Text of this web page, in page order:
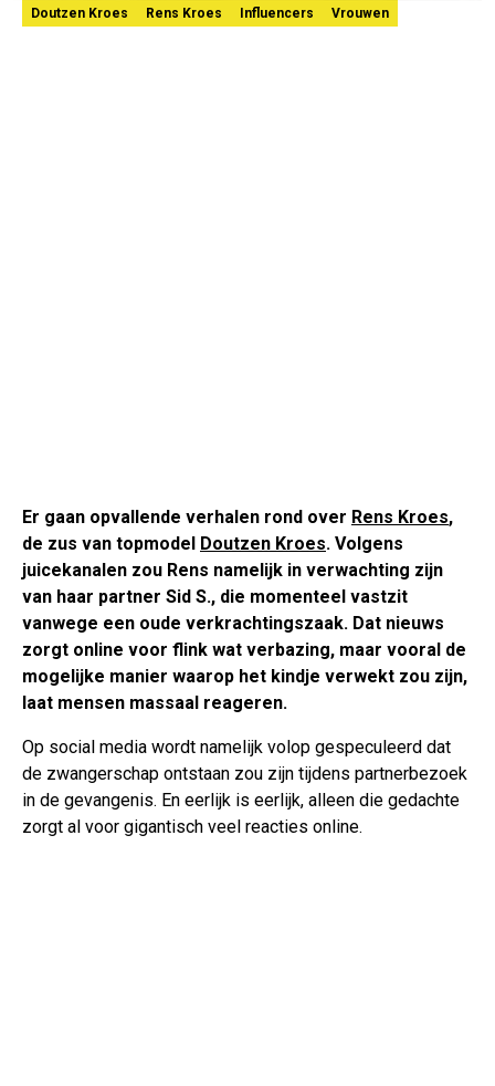
Doutzen Kroes Rens Kroes Influencers Vrouwen
Er gaan opvallende verhalen rond over Rens Kroes,
de zus van topmodel Doutzen Kroes. Volgens
juicekanalen zou Rens namelijk in verwachting zijn
van haar partner Sid S., die momenteel vastzit
vanwege een oude verkrachtingszaak. Dat nieuws
zorgt online voor flink wat verbazing, maar vooral de
mogelijke manier waarop het kindje verwekt zou zijn,
laat mensen massaal reageren.
Op social media wordt namelijk volop gespeculeerd dat
de zwangerschap ontstaan zou zijn tijdens partnerbezoek
in de gevangenis. En eerlijk is eerlijk, alleen die gedachte
zorgt al voor gigantisch veel reacties online.